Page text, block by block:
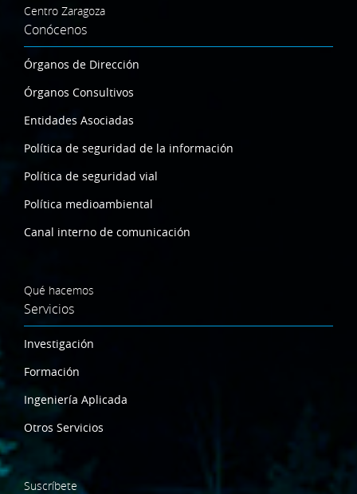
Centro Zaragoza
Conócenos
Órganos de Dirección
Órganos Consultivos
Entidades Asociadas
Política de seguridad de la información
Política de seguridad vial
Política medioambiental
Canal interno de comunicación
Qué hacemos
Servicios
Investigación
Formación
Ingeniería Aplicada
Otros Servicios
Suscríbete